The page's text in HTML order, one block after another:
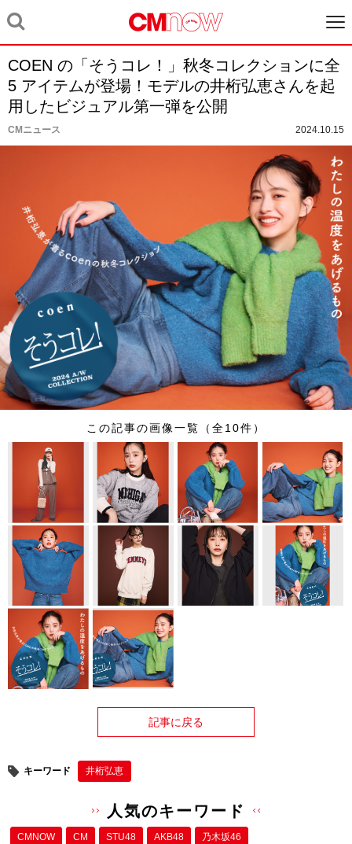
COEN の「そうコレ！」秋冬コレクションに全
5 アイテムが登場！モデルの井桁弘恵さんを起
用したビジュアル第一弾を公開
CMニュース 2024.10.15
この記事の画像一覧（全10件）
記事に戻る
キーワード 井桁弘恵
人気のキーワード
CMNOW CM STU48 AKB48 乃木坂46